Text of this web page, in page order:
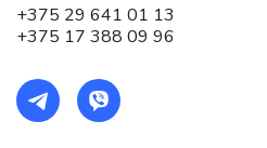
+375 29 641 01 13
+375 17 388 09 96